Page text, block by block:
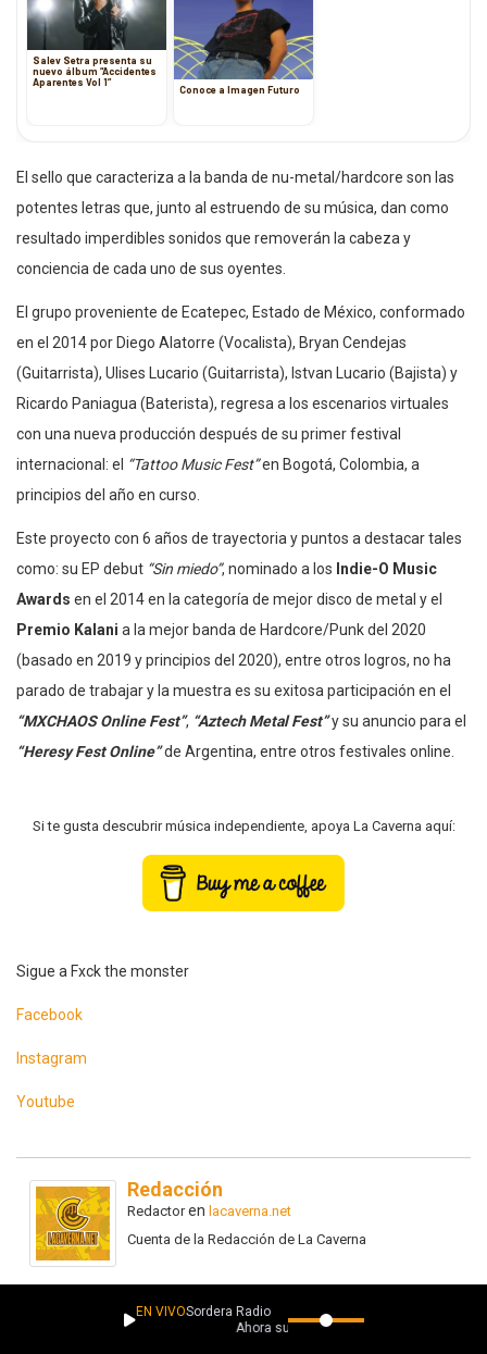
Salev Setra presenta su
nuevo álbum “Accidentes
Aparentes Vol 1”
Conoce a Imagen Futuro
El sello que caracteriza a la banda de nu-metal/hardcore son las
potentes letras que, junto al estruendo de su música, dan como
resultado imperdibles sonidos que removerán la cabeza y
conciencia de cada uno de sus oyentes.
El grupo proveniente de Ecatepec, Estado de México, conformado
en el 2014 por Diego Alatorre (Vocalista), Bryan Cendejas
(Guitarrista), Ulises Lucario (Guitarrista), Istvan Lucario (Bajista) y
Ricardo Paniagua (Baterista), regresa a los escenarios virtuales
con una nueva producción después de su primer festival
internacional: el “Tattoo Music Fest”en Bogotá, Colombia, a
principios del año en curso.
Este proyecto con 6 años de trayectoria y puntos a destacar tales
como: su EP debut “Sin miedo”, nominado a los Indie-O Music
Awards en el 2014 en la categoría de mejor disco de metal y el
Premio Kalani a la mejor banda de Hardcore/Punk del 2020
(basado en 2019 y principios del 2020), entre otros logros, no ha
parado de trabajar y la muestra es su exitosa participación en el
“MXCHAOS Online Fest”, “Aztech Metal Fest”y su anuncio para el
“Heresy Fest Online”de Argentina, entre otros festivales online.
Si te gusta descubrir música independiente, apoya La Caverna aquí:
Sigue a Fxck the monster
Facebook
Instagram
Youtube
Redacción
Redactoren lacaverna.net
Cuenta de la Redacción de La Caverna
EN VIVOSordera Radio
Ahora suena